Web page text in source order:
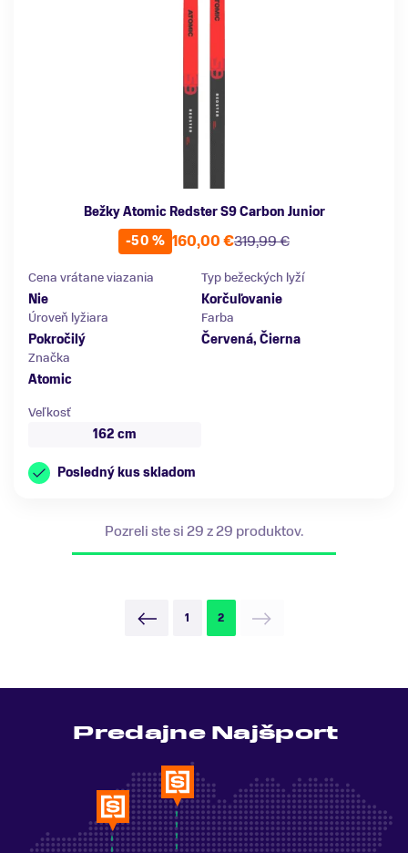
Bežky Atomic Redster S9 Carbon Junior
-50 %
319,99 €
160,00 €
Cena vrátane viazania
Nie
Typ bežeckých lyží
Korčuľovanie
Úroveň lyžiara
Pokročilý
Farba
Červená, Čierna
Značka
Atomic
Veľkosť
162 cm
Posledný kus skladom
Pozreli ste si 29 z 29 produktov.
1 2
Predajne Najšport